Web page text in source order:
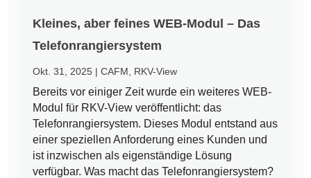
Kleines, aber feines WEB-Modul – Das
Telefonrangiersystem
Okt. 31, 2025 |CAFM RKV-View
Bereits vor einiger Zeit wurde ein weiteres WEB-
Modul für RKV-View veröffentlicht: das
Telefonrangiersystem. Dieses Modul entstand aus
einer speziellen Anforderung eines Kunden und
ist inzwischen als eigenständige Lösung
verfügbar. Was macht das Telefonrangiersystem?